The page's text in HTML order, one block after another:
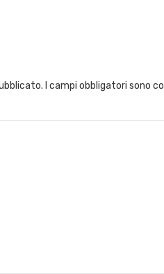
I campi obbligatori sono